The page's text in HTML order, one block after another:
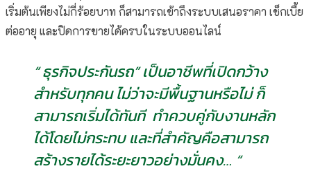
เริ่มต้นเพียงไม่กี่ร้อยบาท ก็สามารถเข้าถึงระบบเสนอราคา เช็กเบี้ย
ต่ออายุ และปิดการขายได้ครบในระบบออนไลน์
“ ธุรกิจประกันรถ” เป็นอาชีพที่เปิดกว้าง
สำหรับทุกคน ไม่ว่าจะมีพื้นฐานหรือไม่ ก็
สามารถเริ่มได้ทันที ทำควบคู่กับงานหลัก
ได้โดยไม่กระทบ และที่สำคัญคือสามารถ
สร้างรายได้ระยะยาวอย่างมั่นคง… “